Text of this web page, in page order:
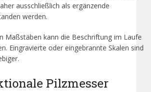
ausschließlich als ergänzende
werden.
Maßstäben kann die Beschriftung im Laufe
Eingravierte oder eingebrannte Skalen sind
Pilzmesser